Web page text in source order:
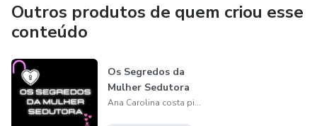
Outros produtos de quem criou esse
conteúdo
Os Segredos da
Mulher Sedutora
Ana Carolina costa pimentel